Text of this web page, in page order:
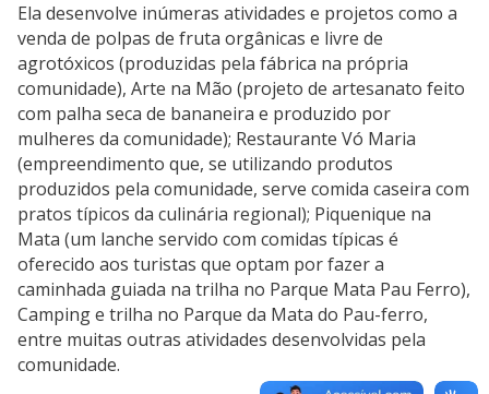
Ela desenvolve inúmeras atividades e projetos como a
venda de polpas de fruta orgânicas e livre de
agrotóxicos (produzidas pela fábrica na própria
comunidade), Arte na Mão (projeto de artesanato feito
com palha seca de bananeira e produzido por
mulheres da comunidade); Restaurante Vó Maria
(empreendimento que, se utilizando produtos
produzidos pela comunidade, serve comida caseira com
pratos típicos da culinária regional); Piquenique na
Mata (um lanche servido com comidas típicas é
oferecido aos turistas que optam por fazer a
caminhada guiada na trilha no Parque Mata Pau Ferro),
Camping e trilha no Parque da Mata do Pau-ferro,
entre muitas outras atividades desenvolvidas pela
comunidade.